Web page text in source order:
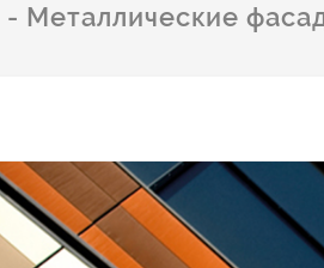
- Металлические